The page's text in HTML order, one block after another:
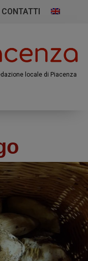
CONTATTI
locale di Piacenza